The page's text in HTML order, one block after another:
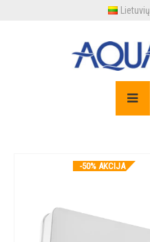
Lietuvių
-50% AKCIJA